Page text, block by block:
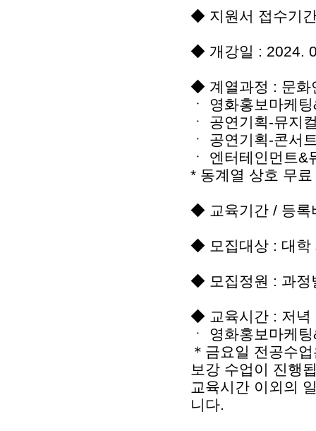
◆ 지원서 접수기
◆ 개강일 : 2024.
◆ 계열과정 : 문화
ㆍ 영화홍보마케
ㆍ 공연기획-뮤지
ㆍ 공연기획-콘서
ㆍ 엔터테인먼트&
* 동계열 상호 무
◆ 교육기간 / 등록
◆ 모집대상 : 대학
◆ 모집정원 : 과정
◆ 교육시간 : 저녁
ㆍ 영화홍보마케
＊금요일 전공수
보강 수업이 진행
교육시간 이외의
니다.